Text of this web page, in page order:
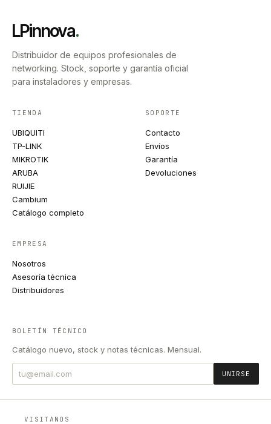
LPinnova.
Distribuidor de equipos profesionales de
networking. Stock, soporte y garantía oficial
para instaladores y empresas.
TIENDA
UBIQUITI
TP-LINK
MIKROTIK
ARUBA
RUIJIE
Cambium
Catálogo completo
SOPORTE
Contacto
Envíos
Garantía
Devoluciones
EMPRESA
Nosotros
Asesoría técnica
Distribuidores
BOLETÍN TÉCNICO
Catálogo nuevo, stock y notas técnicas. Mensual.
UNIRSE
VISITANOS